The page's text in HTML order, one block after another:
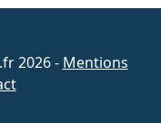
2026 - Mentions